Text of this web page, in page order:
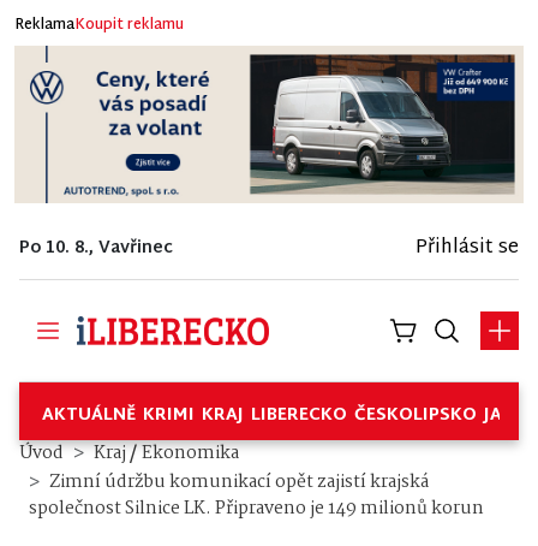
ReklamaKoupit reklamu
Po 10. 8., Vavřinec Přihlásit se
AKTUÁLNĚ KRIMI KRAJ LIBERECKO ČESKOLIPSKO
Úvod Kraj/Ekonomika
Zimní údržbu komunikací opět zajistí krajská
společnost Silnice LK. Připraveno je 149 milionů korun